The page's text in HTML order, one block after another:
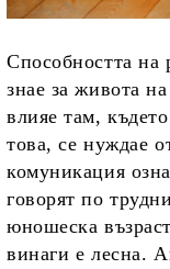
Способността на
знае за живота
влияе там,
това, се нуждае
комуникация
говорят по
юношеска
винаги е лесна.